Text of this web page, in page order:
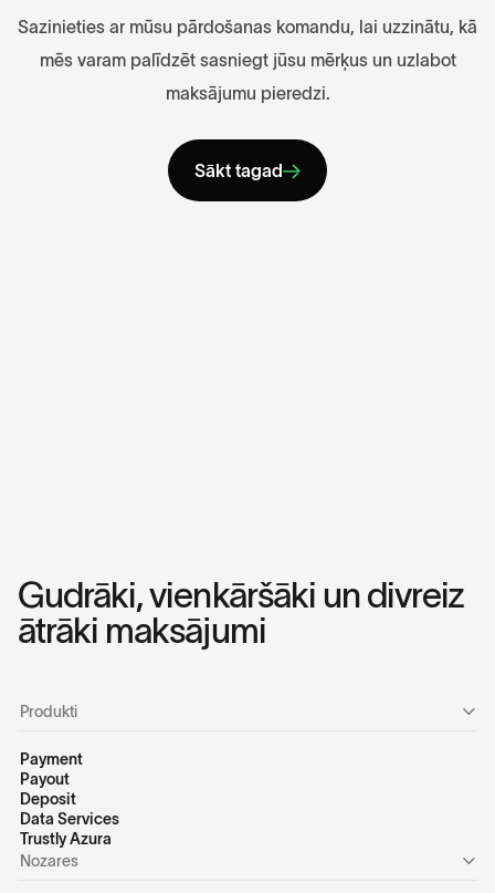
Sazinieties ar mūsu pārdošanas komandu, lai uzzinātu, kā
mēs varam palīdzēt sasniegt jūsu mērķus un uzlabot
maksājumu pieredzi.
Sākt tagad
Gudrāki, vienkāršāki un divreiz
ātrāki maksājumi
Produkti
Payment
Payout
Deposit
Data Services
Trustly Azura
Nozares